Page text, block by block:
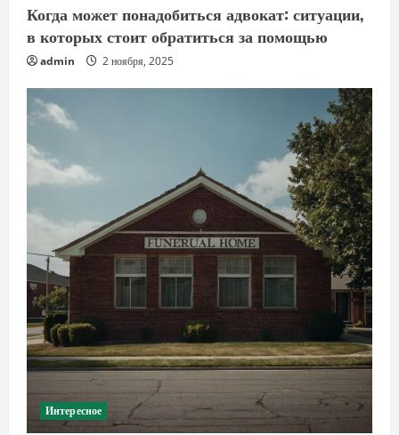
Когда может понадобиться адвокат: ситуации,
в которых стоит обратиться за помощью
admin 2 ноября, 2025
Интересное